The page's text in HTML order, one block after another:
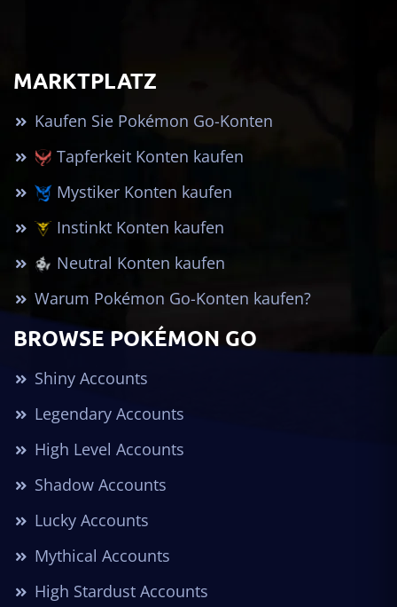
MARKTPLATZ
Kaufen Sie Pokémon Go-Konten
Tapferkeit Konten kaufen
Mystiker Konten kaufen
Instinkt Konten kaufen
Neutral Konten kaufen
Warum Pokémon Go-Konten kaufen?
BROWSE POKÉMON GO
Shiny Accounts
Legendary Accounts
High Level Accounts
Shadow Accounts
Lucky Accounts
Mythical Accounts
High Stardust Accounts